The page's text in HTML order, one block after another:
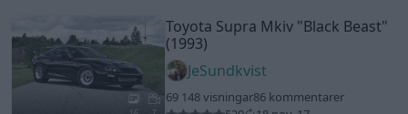
Toyota Supra Mkiv "Black Beast"
(1993)
JeSundkvist
69 148 visningar86 kommentarer